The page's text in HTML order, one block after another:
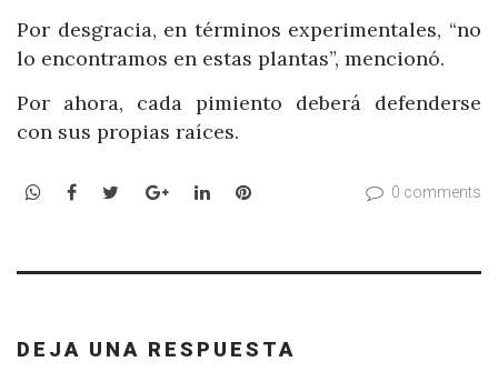
Por desgracia, en términos experimentales, “no
lo encontramos en estas plantas”, mencionó.
Por ahora, cada pimiento deberá defenderse
con sus propias raíces.
WhatsApp
Facebook
TwitterGoogle+LinkedInPinterest 0 comments
DEJA UNA RESPUESTA